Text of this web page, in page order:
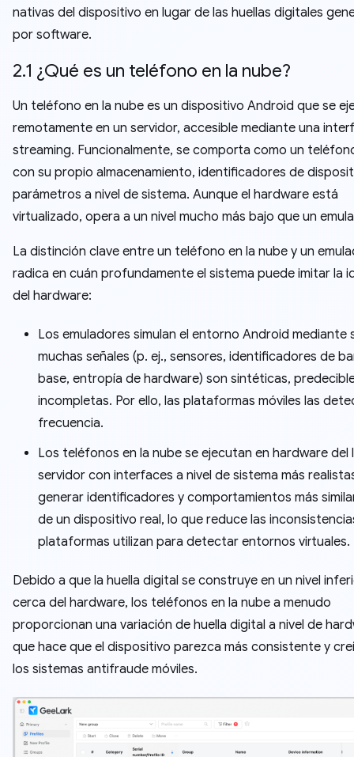
nativas del dispositivo en lugar de las huellas digitales
por software.
2.1 ¿Qué es un teléfono en la nube?
Un teléfono en la nube es un dispositivo Android que se
remotamente en un servidor, accesible mediante una
streaming. Funcionalmente, se comporta como un
con su propio almacenamiento, identificadores de
parámetros a nivel de sistema. Aunque el hardware está
virtualizado, opera a un nivel mucho más bajo que un
La distinción clave entre un teléfono en la nube y un
radica en cuán profundamente el sistema puede imitar la
del hardware:
Los emuladores simulan el entorno Android mediante
muchas señales (p. ej., sensores, identificadores de
base, entropía de hardware) son sintéticas,
incompletas. Por ello, las plataformas móviles las
frecuencia.
Los teléfonos en la nube se ejecutan en hardware del
servidor con interfaces a nivel de sistema más
generar identificadores y comportamientos más
de un dispositivo real, lo que reduce las
plataformas utilizan para detectar entornos virtuales.
Debido a que la huella digital se construye en un nivel
cerca del hardware, los teléfonos en la nube a menudo
proporcionan una variación de huella digital a nivel de
que hace que el dispositivo parezca más consistente y
los sistemas antifraude móviles.